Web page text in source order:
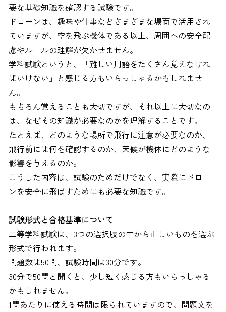
要な基礎知識を確認する試験です。
ドローンは、趣味や仕事などさまざまな場面で活用され
ていますが、空を飛ぶ機体である以上、周囲への安全配
慮やルールの理解が欠かせません。
学科試験というと、「難しい用語をたくさん覚えなけれ
ばいけない」と感じる方もいらっしゃるかもしれませ
ん。
もちろん覚えることも大切ですが、それ以上に大切なの
は、なぜその知識が必要なのかを理解することです。
たとえば、どのような場所で飛行に注意が必要なのか、
飛行前には何を確認するのか、天候が機体にどのような
影響を与えるのか。
こうした内容は、試験のためだけでなく、実際にドロー
ンを安全に飛ばすためにも必要な知識です。
試験形式と合格基準について
二等学科試験は、3つの選択肢の中から正しいものを選ぶ
形式で行われます。
問題数は50問、試験時間は30分です。
30分で50問と聞くと、少し短く感じる方もいらっしゃる
かもしれません。
1問あたりに使える時間は限られていますので、問題文を